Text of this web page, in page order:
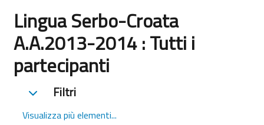
Lingua Serbo-Croata
A.A.2013-2014 : Tutti i
partecipanti
Filtri
Filtri Filtri
Visualizza più elementi...